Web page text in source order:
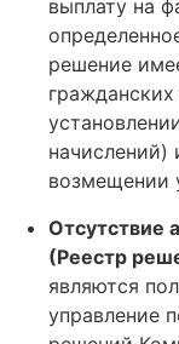
выплату на
решение
начислений)
возмещении
Отсутствие
(Реестр
являются
управление